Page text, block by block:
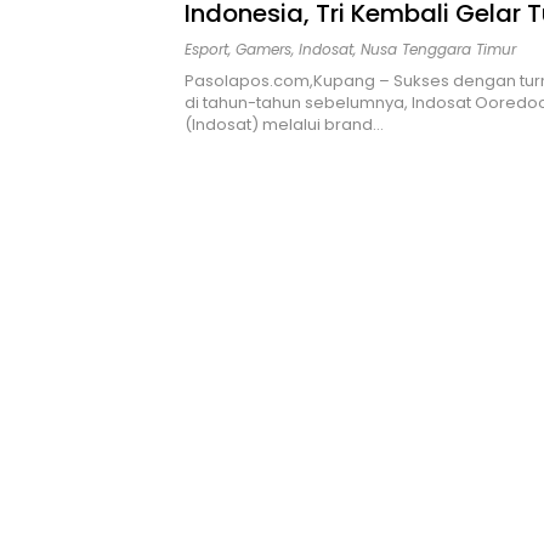
Indonesia, Tri Kembali Gelar
H3RO Esport 4.0 Hingga
Air
Esport, Gamers, Indosat, Nusa Tenggara Timur
Pasolapos.com,Kupang – Sukses dengan
di tahun-tahun sebelumnya, Indosat
(Indosat) melalui brand…